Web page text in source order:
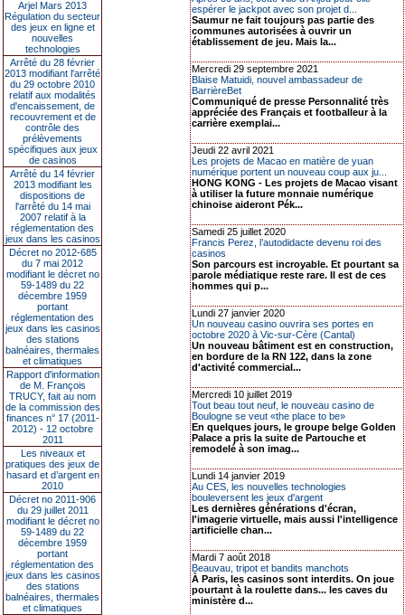
Arjel Mars 2013
Régulation du secteur
des jeux en ligne et
nouvelles
technologies
Arrêté du 28 février
2013 modifiant l'arrêté
du 29 octobre 2010
relatif aux modalités
d'encaissement, de
recouvrement et de
contrôle des
prélèvements
spécifiques aux jeux
de casinos
Arrêté du 14 février
2013 modifiant les
dispositions de
l'arrêté du 14 mai
2007 relatif à la
réglementation des
jeux dans les casinos
Décret no 2012-685
du 7 mai 2012
modifiant le décret no
59-1489 du 22
décembre 1959
portant
réglementation des
jeux dans les casinos
des stations
balnéaires, thermales
et climatiques
Rapport d'information
de M. François
TRUCY, fait au nom
de la commission des
finances n° 17 (2011-
2012) - 12 octobre
2011
Les niveaux et
pratiques des jeux de
hasard et d’argent en
2010
Décret no 2011-906
du 29 juillet 2011
modifiant le décret no
59-1489 du 22
décembre 1959
portant
réglementation des
jeux dans les casinos
des stations
balnéaires, thermales
et climatiques
espérer le jackpot avec son projet d...
Saumur ne fait toujours pas partie des
communes autorisées à ouvrir un
établissement de jeu. Mais la...
Mercredi 29 septembre 2021
Blaise Matuidi, nouvel ambassadeur de
BarrièreBet
Communiqué de presse Personnalité très
appréciée des Français et footballeur à la
carrière exemplai...
Jeudi 22 avril 2021
Les projets de Macao en matière de yuan
numérique portent un nouveau coup aux ju...
HONG KONG - Les projets de Macao visant
à utiliser la future monnaie numérique
chinoise aideront Pék...
Samedi 25 juillet 2020
Francis Perez, l’autodidacte devenu roi des
casinos
Son parcours est incroyable. Et pourtant sa
parole médiatique reste rare. Il est de ces
hommes qui p...
Lundi 27 janvier 2020
Un nouveau casino ouvrira ses portes en
octobre 2020 à Vic-sur-Cère (Cantal)
Un nouveau bâtiment est en construction,
en bordure de la RN 122, dans la zone
d'activité commercial...
Mercredi 10 juillet 2019
Tout beau tout neuf, le nouveau casino de
Boulogne se veut «the place to be»
En quelques jours, le groupe belge Golden
Palace a pris la suite de Partouche et
remodelé à son imag...
Lundi 14 janvier 2019
Au CES, les nouvelles technologies
bouleversent les jeux d'argent
Les dernières générations d'écran,
l'imagerie virtuelle, mais aussi l'intelligence
artificielle chan...
Mardi 7 août 2018
Beauvau, tripot et bandits manchots
À Paris, les casinos sont interdits. On joue
pourtant à la roulette dans... les caves du
ministère d...